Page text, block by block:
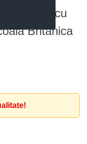
Iancu
Britanica